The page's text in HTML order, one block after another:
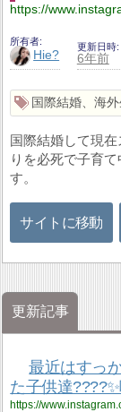
https://
所有者
Hie?
更新日時
6年前
国際結婚、海
国際結婚して現
りを必死で子育
す。
サイトに移動
更新記事
最近はすっ
た子供達
https://